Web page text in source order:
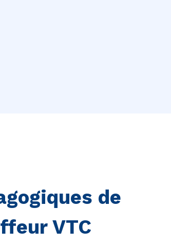
de
VTC